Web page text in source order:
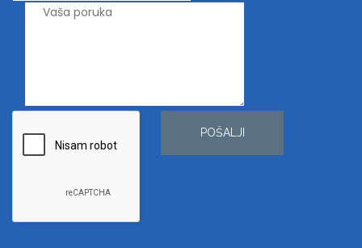
POŠALJI